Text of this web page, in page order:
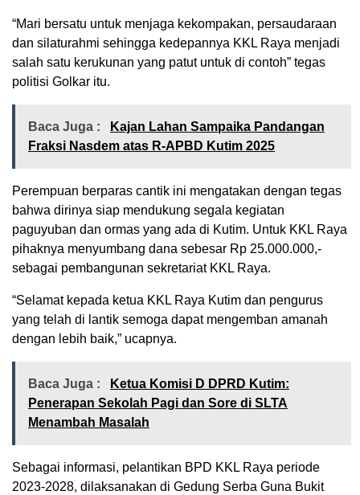
“Mari bersatu untuk menjaga kekompakan, persaudaraan
dan silaturahmi sehingga kedepannya KKL Raya menjadi
salah satu kerukunan yang patut untuk di contoh” tegas
politisi Golkar itu.
Baca Juga :
Kajan Lahan Sampaika Pandangan
Fraksi Nasdem atas R-APBD Kutim 2025
Perempuan berparas cantik ini mengatakan dengan tegas
bahwa dirinya siap mendukung segala kegiatan
paguyuban dan ormas yang ada di Kutim. Untuk KKL Raya
pihaknya menyumbang dana sebesar Rp 25.000.000,-
sebagai pembangunan sekretariat KKL Raya.
“Selamat kepada ketua KKL Raya Kutim dan pengurus
yang telah di lantik semoga dapat mengemban amanah
dengan lebih baik,” ucapnya.
Baca Juga :
Ketua Komisi D DPRD Kutim:
Penerapan Sekolah Pagi dan Sore di SLTA
Menambah Masalah
Sebagai informasi, pelantikan BPD KKL Raya periode
2023-2028, dilaksanakan di Gedung Serba Guna Bukit